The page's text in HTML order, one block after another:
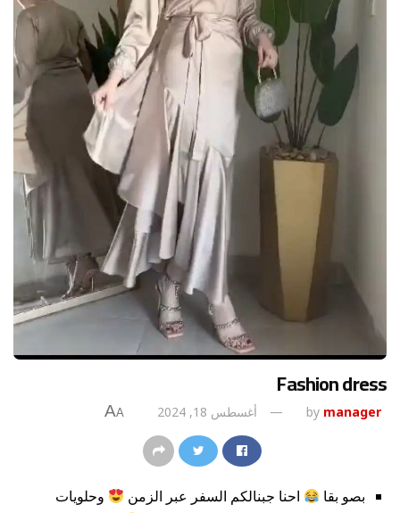
Fashion dress
by manager أغسطس 18, 2024 A
A
بصو بقا احنا جبنالكم السفر عبر الزمن
وحلويات